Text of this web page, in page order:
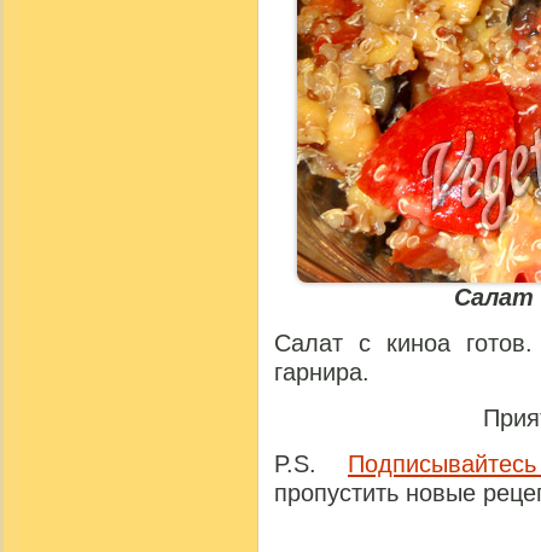
Салат
Салат с киноа
гарнира.
P.S.
пропустить новые